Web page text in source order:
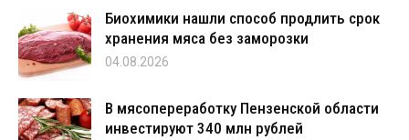
Биохимики нашли способ продлить срок
хранения мяса без заморозки
04.08.2026
В мясопереработку Пензенской области
инвестируют 340 млн рублей